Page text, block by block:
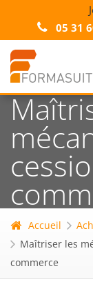
05 31
Accueil
Maîtriser les
commerce